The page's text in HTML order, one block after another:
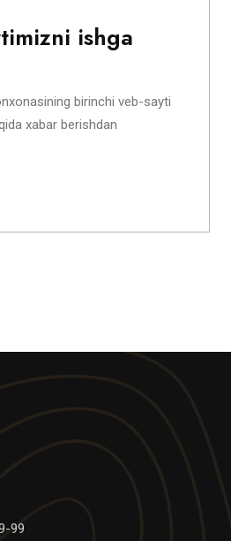
ishga
birinchi veb-sayti
xabar berishdan
99